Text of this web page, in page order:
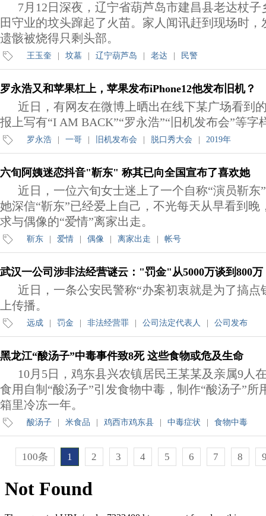
7月12日深夜，辽宁省葫芦岛市建昌县老达杖子
田守业的坟头蹿起了火苗。家人闻讯赶到现场时，
遗骸被烧得只剩头部。
王玉奎 坟墓 辽宁葫芦岛 老达 民警
罗永浩又和苹果杠上，苹果发布iPhone12他发布旧机？
近日，有网友在微博上晒出在线下某广场看到
报上写有“I AM BACK”“罗永浩”“旧机发布会”等字
罗永浩 一哥 旧机发布会 脱口秀大会 2019年
六旬阿姨迷恋抖音"靳东" 称其已向全国宣布了喜欢她
近日，一位六旬女士迷上了一个自称“演员靳东
她深信“靳东”已经爱上自己，不光每天从早看到晚
求与偶像的“爱情”离家出走。
靳东 爱情 偶像 离家出走 帐号
武汉一公司涉非法经营谜云："罚金"从5000万谈到800万
近日，一条公安民警称“办案初衷就是为了搞点
上传播。
远成 罚金 非法经营罪 公司法定代表人 公司发布
黑龙江“酸汤子”中毒事件致8死 这些食物或危及生命
10月5日，鸡东县兴农镇居民王某某及亲属9人
食用自制“酸汤子”引发食物中毒，制作“酸汤子”所
箱里冷冻一年。
酸汤子 米食品 鸡西市鸡东县 中毒症状 食物中毒
100条 1 2 3 4 5 6 7 8